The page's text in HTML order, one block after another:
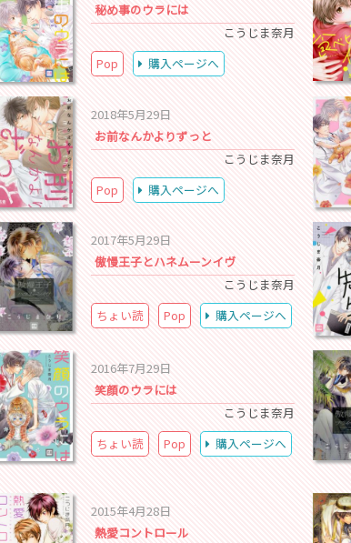
秘め事のウラには
こうじま奈月
Pop
購入ページへ
2018年5月29日
お前なんかよりずっと
こうじま奈月
Pop
購入ページへ
2017年5月29日
傲慢王子とハネムーンイヴ
こうじま奈月
ちょい読
Pop 購入ページへ
2016年7月29日
笑顔のウラには
こうじま奈月
ちょい読
Pop 購入ページへ
2015年4月28日
熱愛コントロール